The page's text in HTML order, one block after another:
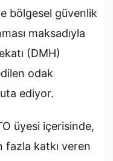
bölgesel güvenlik
maksadıyla
(DMH)
odak
ediyor.
üyesi içerisinde,
fazla katkı veren